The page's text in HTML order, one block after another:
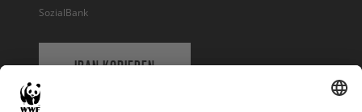
SozialBank
IBAN KOPIEREN